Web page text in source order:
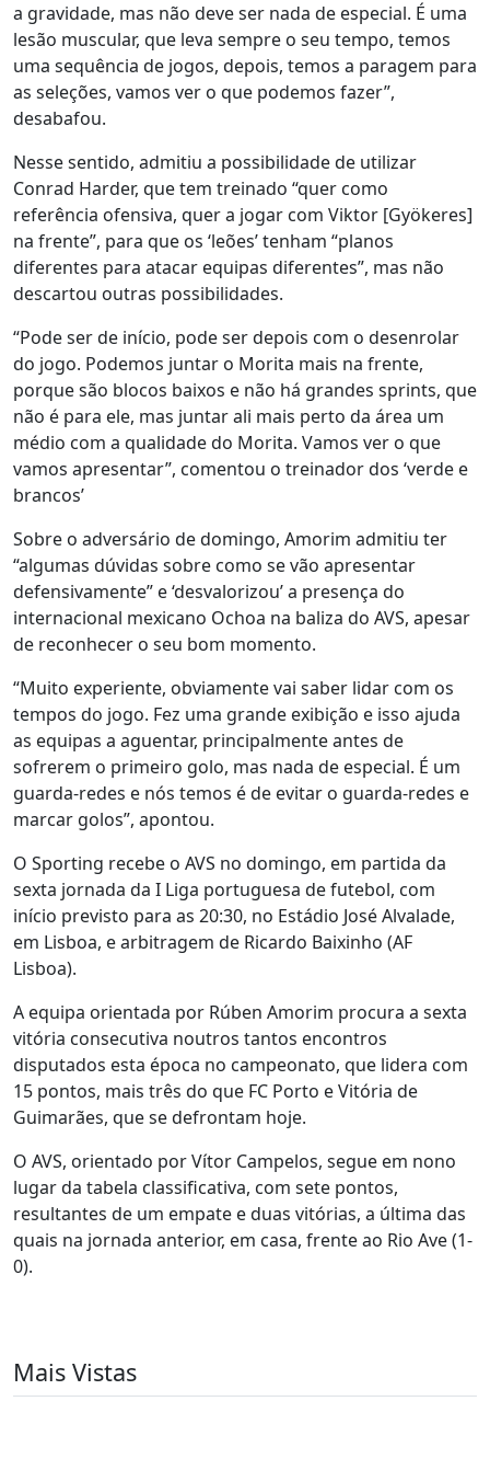
a gravidade, mas não deve ser nada de especial. É uma
lesão muscular, que leva sempre o seu tempo, temos
uma sequência de jogos, depois, temos a paragem para
as seleções, vamos ver o que podemos fazer”,
desabafou.
Nesse sentido, admitiu a possibilidade de utilizar
Conrad Harder, que tem treinado “quer como
referência ofensiva, quer a jogar com Viktor [Gyökeres]
na frente”, para que os ‘leões’ tenham “planos
diferentes para atacar equipas diferentes”, mas não
descartou outras possibilidades.
“Pode ser de início, pode ser depois com o desenrolar
do jogo. Podemos juntar o Morita mais na frente,
porque são blocos baixos e não há grandes sprints, que
não é para ele, mas juntar ali mais perto da área um
médio com a qualidade do Morita. Vamos ver o que
vamos apresentar”, comentou o treinador dos ‘verde e
brancos’
Sobre o adversário de domingo, Amorim admitiu ter
“algumas dúvidas sobre como se vão apresentar
defensivamente” e ‘desvalorizou’ a presença do
internacional mexicano Ochoa na baliza do AVS, apesar
de reconhecer o seu bom momento.
“Muito experiente, obviamente vai saber lidar com os
tempos do jogo. Fez uma grande exibição e isso ajuda
as equipas a aguentar, principalmente antes de
sofrerem o primeiro golo, mas nada de especial. É um
guarda-redes e nós temos é de evitar o guarda-redes e
marcar golos”, apontou.
O Sporting recebe o AVS no domingo, em partida da
sexta jornada da I Liga portuguesa de futebol, com
início previsto para as 20:30, no Estádio José Alvalade,
em Lisboa, e arbitragem de Ricardo Baixinho (AF
Lisboa).
A equipa orientada por Rúben Amorim procura a sexta
vitória consecutiva noutros tantos encontros
disputados esta época no campeonato, que lidera com
15 pontos, mais três do que FC Porto e Vitória de
Guimarães, que se defrontam hoje.
O AVS, orientado por Vítor Campelos, segue em nono
lugar da tabela classificativa, com sete pontos,
resultantes de um empate e duas vitórias, a última das
quais na jornada anterior, em casa, frente ao Rio Ave (1-
0).
Mais Vistas